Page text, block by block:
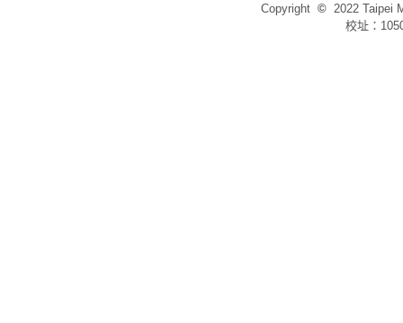
Copyright © 2022 Taipei
校址：